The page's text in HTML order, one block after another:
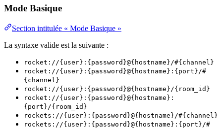
Mode Basique
Section intitulée « Mode Basique »
La syntaxe valide est la suivante :
rocket://{user}:{password}@{hostname}/#{channel}
rocket://{user}:{password}@{hostname}:{port}/#
{channel}
rocket://{user}:{password}@{hostname}/{room_id}
rocket://{user}:{password}@{hostname}:
{port}/{room_id}
rockets://{user}:{password}@{hostname}/#{channel}
rockets://{user}:{password}@{hostname}:{port}/#